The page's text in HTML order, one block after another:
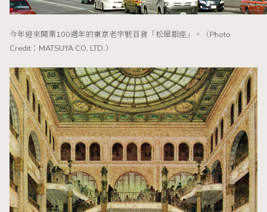
今年迎來開業100週年的東京老字號百貨「松屋銀座」。（Photo
Credit：MATSUYA CO, LTD.）